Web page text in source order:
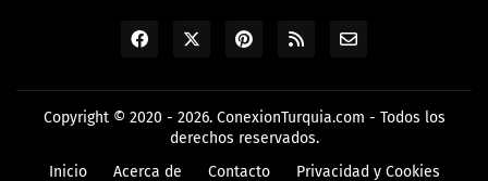
Copyright © 2020 - 2026. ConexionTurquia.com - Todos los
derechos reservados.
Inicio
Acerca de Contacto Privacidad y Cookies